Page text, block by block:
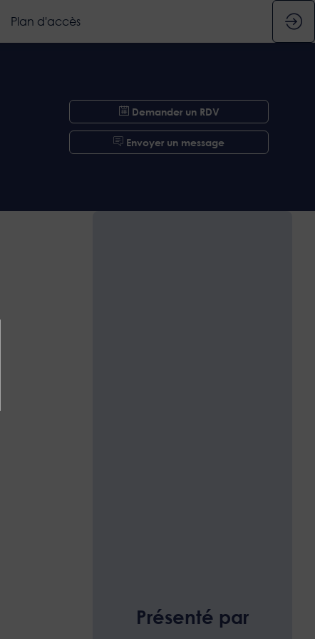
Plan d'accès
Demander un RDV
Envoyer un message
Présenté par